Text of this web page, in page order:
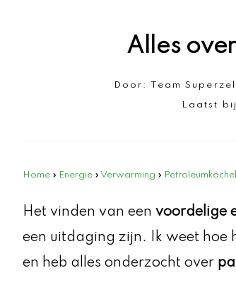
Alles
Door: Team
Laatst
Home » Energie » Verwarming » Petroleumkachel
Het vinden van een voordelige
een uitdaging zijn. Ik weet hoe
en heb alles onderzocht over